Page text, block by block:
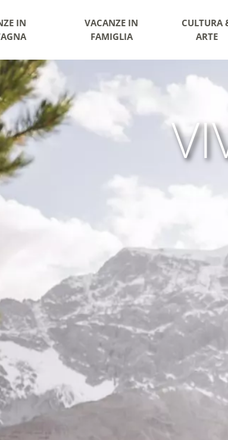
IN
VACANZE IN
FAMIGLIA
CULTURA
ARTE